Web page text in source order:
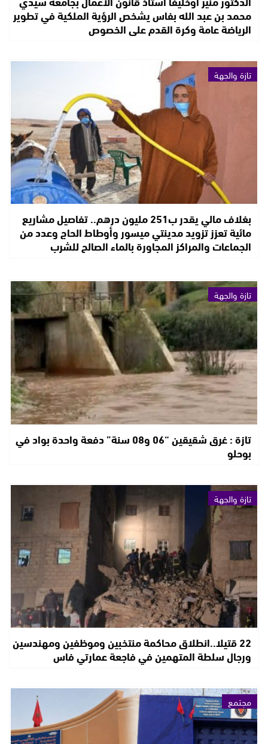
محمد بن عبد الله بفاس يشخص الرؤية الملكية في تطوير
الرياضة عامة وكرة القدم على الخصوص
تازة والجهة
بغلاف مالي يقدر ب251 مليون درهم.. تفاصيل مشاريع
مائية تعزز تزويد مدينتي ميسور وأوطاط الحاج وعدد من
الجماعات والمراكز المجاورة بالماء الصالح للشرب
تازة والجهة
تازة : غرق شقيقين “06 و08 سنة” دفعة واحدة بواد في
بوحلو
تازة والجهة
22 قتيلا..انطلاق محاكمة منتخبين وموظفين ومهندسين
ورجال سلطة المتهمين في فاجعة عمارتي فاس
مجتمع